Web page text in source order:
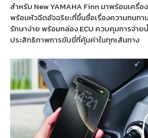
สำหรับ New YAMAHA Finn มาพร้อมเครื่อ
พร้อมหัวฉีดอัจฉริยะที่ขึ้นชื่อเรื่องความทนทา
รักษาง่าย พร้อมกล่องECU ควบคุมการจ่าย
ประสิทธิภาพการขับขี่ที่คุ้มค่าในทุกเส้นทาง